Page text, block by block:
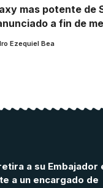
mas potente de
a fin de
Ezequiel Bea
a su Embajador
a un encargado de